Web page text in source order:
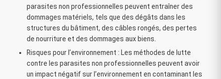
parasites non professionnelles peuvent entraîner des
dommages matériels, tels que des dégâts dans les
structures du bâtiment, des câbles rongés, des pertes
de nourriture et des dommages aux biens.
Risques pour l’environnement : Les méthodes de lutte
contre les parasites non professionnelles peuvent avoir
un impact négatif sur l’environnement en contaminant les